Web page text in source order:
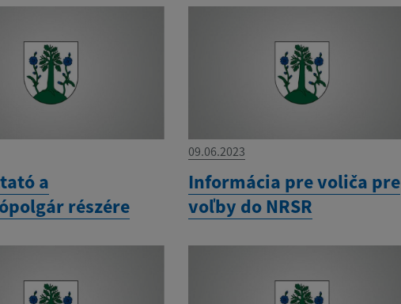
a
részére
09.06.2023
Informácia pre voliča pre
voľby do NRSR